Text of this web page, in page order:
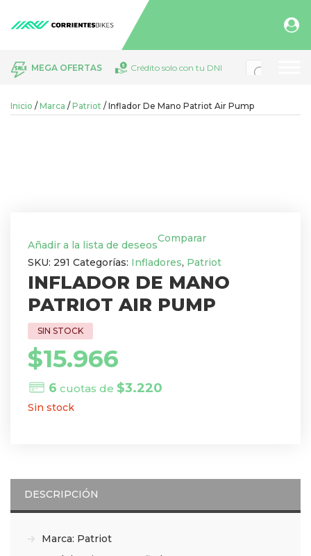
Búsqueda
de
MEGA OFERTAS Crédito solo con tu DNI
Inicio / Marca / Patriot / Inflador De Mano Patriot Air Pump
INFLADOR DE MANO
PATRIOT AIR PUMP
$15.966
6 cuotas de $3.220
Sin stock
Añadir a la lista de deseos
Comparar
SKU: 291 Categorías: Infladores, Patriot
DESCRIPCIÓN
Marca: Patriot